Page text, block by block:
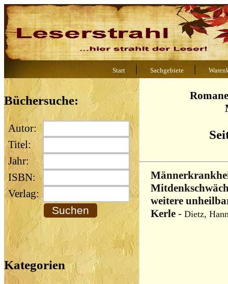
Start | Sachgebiete |
Büchersuche:
Autor:
Titel:
Jahr:
ISBN:
Verlag:
Kategorien
weitere
Kerle - Dietz,